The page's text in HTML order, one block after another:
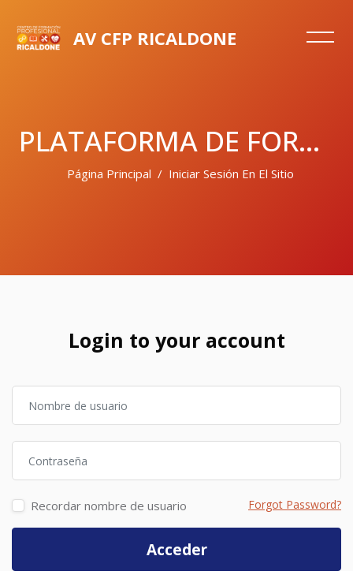
AV CFP RICALDONE
PLATAFORMA DE FORMACIÓN CENTRO DE FORMACIÓN PROFESIONAL
Página Principal Iniciar Sesión En El Sitio
Login to your account
Recordar nombre de usuario Forgot Password?
Acceder